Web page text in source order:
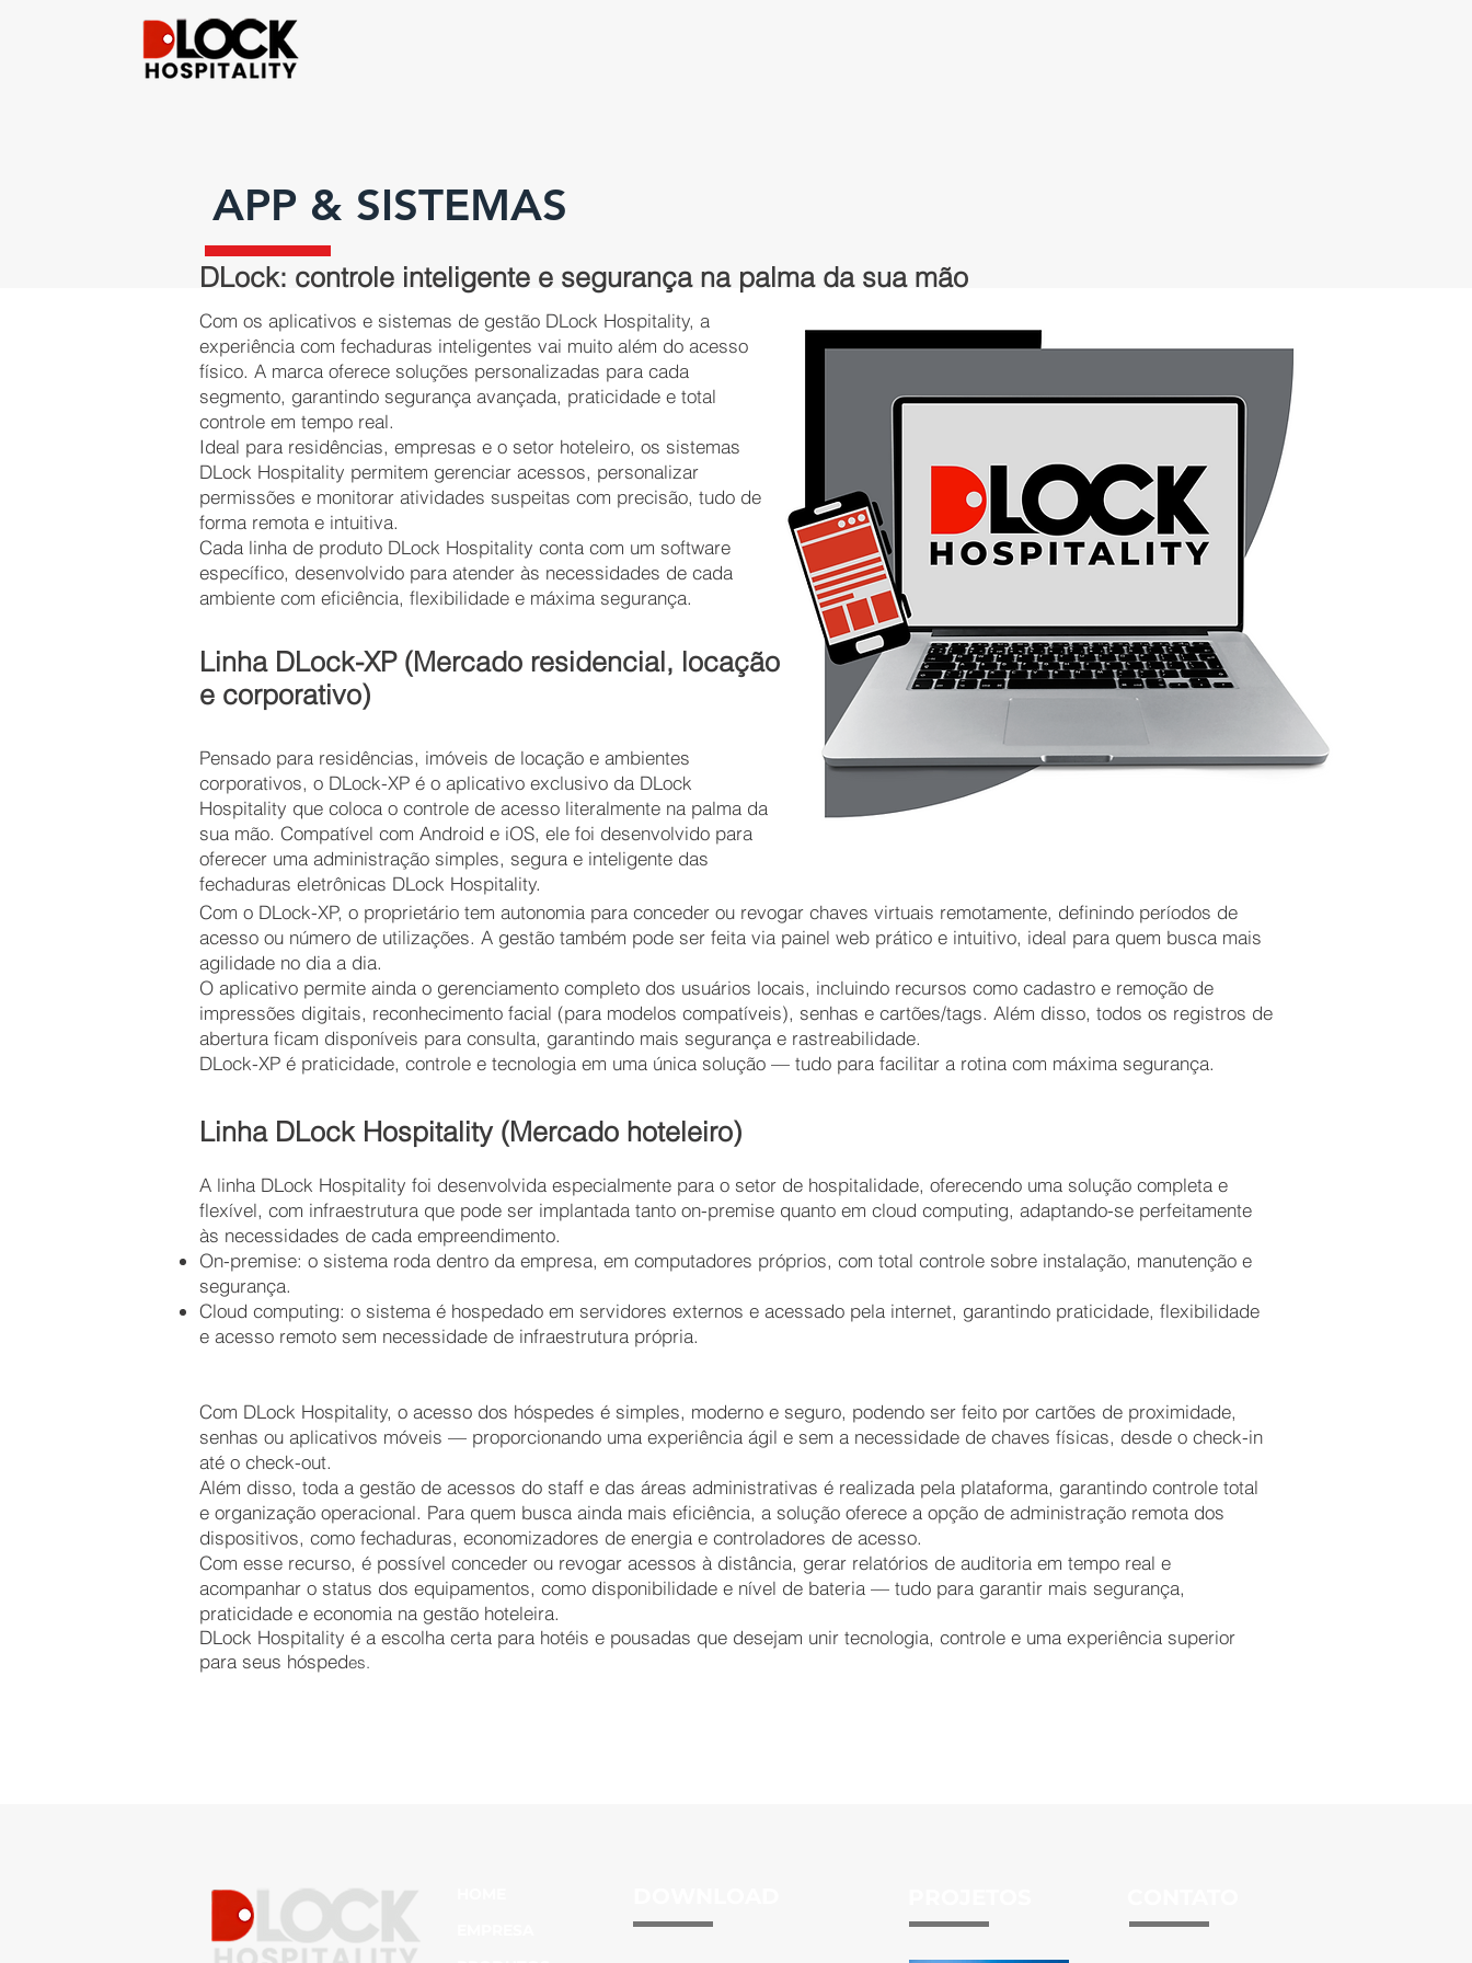
APP & SISTEMAS
Com os aplicativos e sistemas de gestão DLock Hospitality, a
experiência com fechaduras inteligentes vai muito além do acesso
físico. A marca oferece soluções personalizadas para cada
segmento, garantindo segurança avançada, praticidade e total
controle em tempo real.
Ideal para residências, empresas e o setor hoteleiro, os sistemas
DLock Hospitality permitem gerenciar acessos, personalizar
permissões e monitorar atividades suspeitas com precisão, tudo de
forma remota e intuitiva.
Cada linha de produto DLock Hospitality conta com um software
específico, desenvolvido para atender às necessidades de cada
ambiente com eficiência, flexibilidade e máxima segurança.
Linha DLock-XP (Mercado residencial, locação
e corporativo)
Pensado para residências, imóveis de locação e ambientes
corporativos, o DLock-XP é o aplicativo exclusivo da DLock
Hospitality que coloca o controle de acesso literalmente na palma da
sua mão. Compatível com Android e iOS, ele foi desenvolvido para
oferecer uma administração simples, segura e inteligente das
fechaduras eletrônicas DLock Hospitality.
Com o DLock-XP, o proprietário tem autonomia para conceder ou revogar chaves virtuais remotamente, definindo períodos de
acesso ou número de utilizações. A gestão também pode ser feita via painel web prático e intuitivo, ideal para quem busca mais
agilidade no dia a dia.
O aplicativo permite ainda o gerenciamento completo dos usuários locais, incluindo recursos como cadastro e remoção de
impressões digitais, reconhecimento facial (para modelos compatíveis), senhas e cartões/tags. Além disso, todos os registros de
abertura ficam disponíveis para consulta, garantindo mais segurança e rastreabilidade.
DLock-XP é praticidade, controle e tecnologia em uma única solução — tudo para facilitar a rotina com máxima segurança.
Linha DLock Hospitality (Mercado hoteleiro)
A linha DLock Hospitality foi desenvolvida especialmente para o setor de hospitalidade, oferecendo uma solução completa e
flexível, com infraestrutura que pode ser implantada tanto on-premise quanto em cloud computing, adaptando-se perfeitamente
às necessidades de cada empreendimento.
On-premise: o sistema roda dentro da empresa, em computadores próprios, com total controle sobre instalação, manutenção e
segurança.
Cloud computing: o sistema é hospedado em servidores externos e acessado pela internet, garantindo praticidade, flexibilidade
e acesso remoto sem necessidade de infraestrutura própria.
Com DLock Hospitality, o acesso dos hóspedes é simples, moderno e seguro, podendo ser feito por cartões de proximidade,
senhas ou aplicativos móveis — proporcionando uma experiência ágil e sem a necessidade de chaves físicas, desde o check-in
até o check-out.
Além disso, toda a gestão de acessos do staff e das áreas administrativas é realizada pela plataforma, garantindo controle total
e organização operacional. Para quem busca ainda mais eficiência, a solução oferece a opção de administração remota dos
dispositivos, como fechaduras, economizadores de energia e controladores de acesso.
Com esse recurso, é possível conceder ou revogar acessos à distância, gerar relatórios de auditoria em tempo real e
acompanhar o status dos equipamentos, como disponibilidade e nível de bateria — tudo para garantir mais segurança,
praticidade e economia na gestão hoteleira.
DLock Hospitality é a escolha certa para hotéis e pousadas que desejam unir tecnologia, controle e uma experiência superior
para seus hóspedes.
DLock: controle inteligente e segurança na palma da sua mão